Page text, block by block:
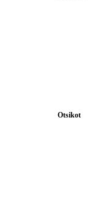
Otsikot